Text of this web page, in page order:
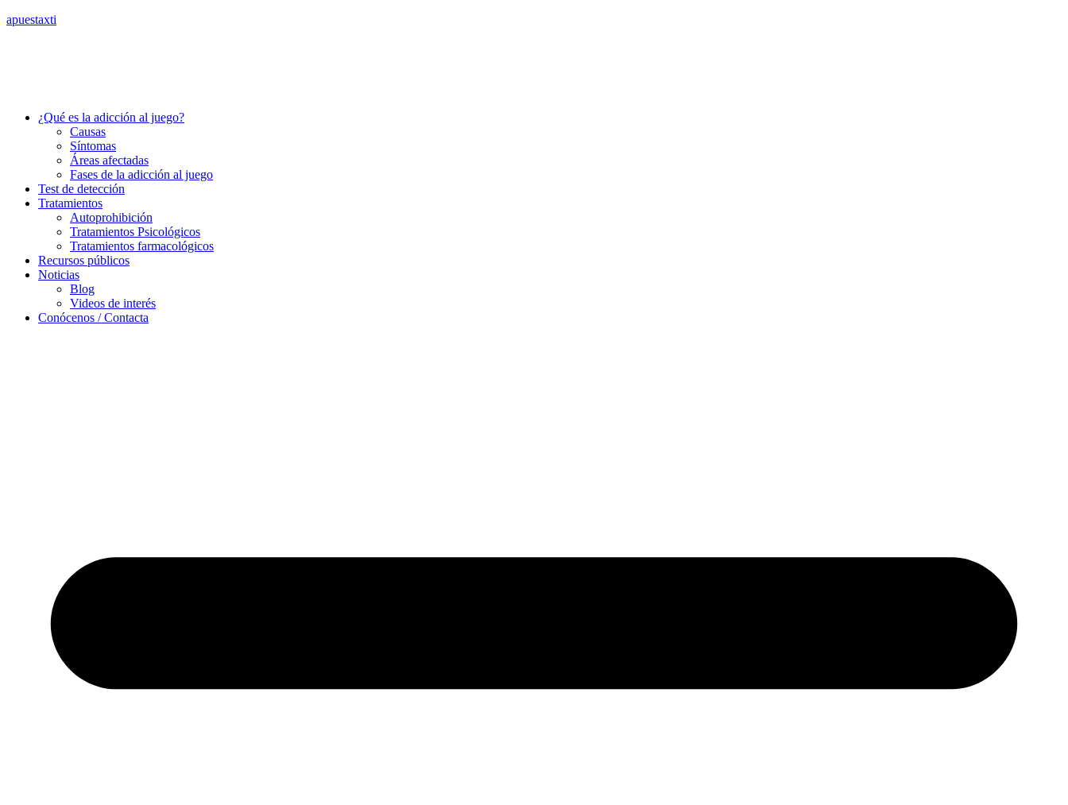
apuestaxti
¿Qué es la adicción al juego?
Causas
Síntomas
Áreas afectadas
Fases de la adicción al juego
Test de detección
Tratamientos
Autoprohibición
Tratamientos Psicológicos
Tratamientos farmacológicos
Recursos públicos
Noticias
Blog
Videos de interés
Conócenos / Contacta